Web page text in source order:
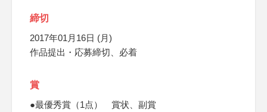
締切
2017年01月16日 (月)
作品提出・応募締切、必着
賞
●最優秀賞（1点） 賞状、副賞